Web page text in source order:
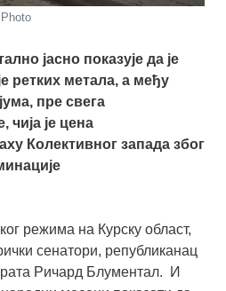
јасно показује да је
ретких метала, а међу
пре свега
чија је цена
Колективног западa због
режима на Курску област,
сенатори, републиканац
Ричард Блументал. И